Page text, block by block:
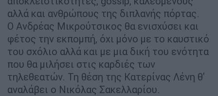
αλλά και ανθρώπους της διπλανής πόρτας.
Ο Ανδρέας Μικρούτσικος θα ενισχύσει και
φέτος την εκπομπή, όχι μόνο με το καυστικό
του σχόλιο αλλά και με μια δική του ενότητα
που θα μιλήσει στις καρδιές των
τηλεθεατών. Τη θέση της Κατερίνας Λένη θ'
αναλάβει ο Νικόλας Σακελλαρίου.